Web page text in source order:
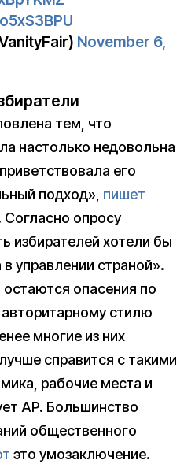
November 6,
тем, что
настолько недовольна
его
подход», пишет
Согласно опросу
избирателей хотели бы
управлении страной».
опасения по
стилю
многие из них
справится с такими
рабочие места и
AP. Большинство
общественного
это умозаключение.